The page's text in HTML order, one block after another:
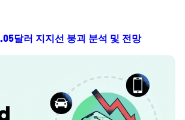
달러 지지선 붕괴 분석 및 전망